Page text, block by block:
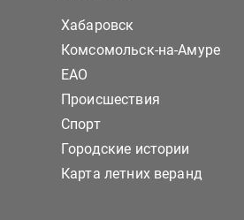
Хабаровск
Комсомольск-на-Амуре
ЕАО
Происшествия
Спорт
Городские истории
Карта летних веранд